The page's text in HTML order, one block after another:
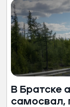
В Братске
самосвал,